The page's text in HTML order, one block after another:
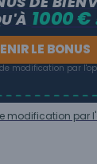
1000 €
LE BONUS
modification par
modification par